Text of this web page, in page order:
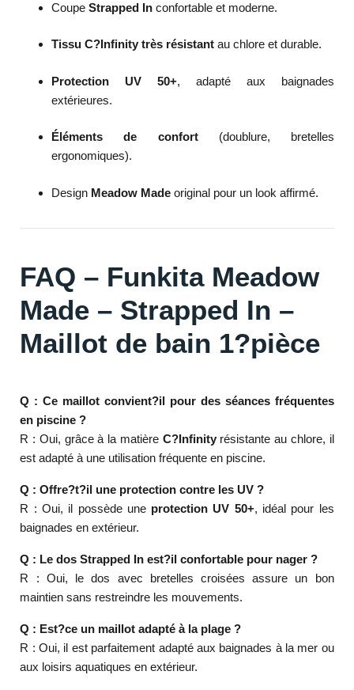
CoupeStrapped In confortable et moderne.
Tissu C?Infinity très résistant au chlore et durable.
Protection UV 50+, adapté aux baignades
extérieures.
Éléments de confort(doublure, bretelles
ergonomiques).
Design Meadow Made original pour un look affirmé.
FAQ – Funkita Meadow
Made – Strapped In –
Maillot de bain 1?pièce
Q : Ce maillot convient?il pour des séances fréquentes
en piscine ?
R : Oui, grâce à la matière C?Infinityrésistante au chlore, il
est adapté à une utilisation fréquente en piscine.
Q : Offre?t?il une protection contre les UV ?
R : Oui, il possède une protection UV 50+, idéal pour les
baignades en extérieur.
Q : Le dos Strapped In est?il confortable pour nager ?
R : Oui, le dos avec bretelles croisées assure un bon
maintien sans restreindre les mouvements.
Q : Est?ce un maillot adapté à la plage ?
R : Oui, il est parfaitement adapté aux baignades à la mer ou
aux loisirs aquatiques en extérieur.